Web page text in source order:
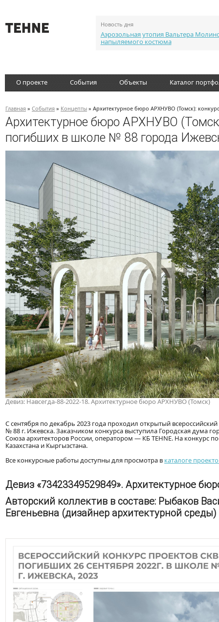
Новость дня
Аэрозольная утопия Вальтера
напыляемого костюма
О проекте События Объекты Каталог
Главная » События » Концепты » Архитектурное бюро АРХНУВО (Томск):
Архитектурное бюро АРХНУВО
погибших в школе № 88 города
Девиз: Навсегда-88-2022-18. Архитектурное бюро АРХНУВО (Томск)
С сентября по декабрь 2023 года проходил открытый всероссийский
№ 88 г. Ижевска. Заказчиком конкурса выступила Городская дума
Союза архитекторов России, оператором — КБ TEHNE. На конкурс
Казахстана и Кыргызстана.
Все конкурсные работы доступны для просмотра в каталоге
Девиз «73423349529849». Архитектурное
Авторский коллектив в составе: Рыбаков
Евгеньевна (дизайнер архитектурной среды)